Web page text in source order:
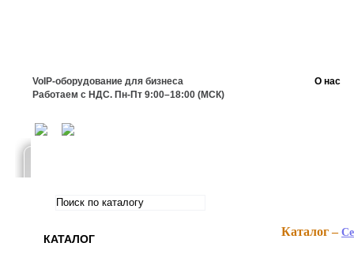
VoIP-оборудование для бизнеса
Работаем с НДС. Пн-Пт 9:00–18:00 (МСК)
О нас
КАТАЛОГ
Каталог –